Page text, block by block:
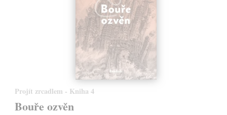
Projít zrcadlem - Kniha 4
Bouře ozvěn